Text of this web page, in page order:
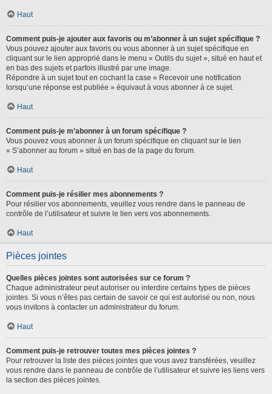
Haut
Comment puis-je ajouter aux favoris ou m’abonner à un sujet spécifique ?
Vous pouvez ajouter aux favoris ou vous abonner à un sujet spécifique en
cliquant sur le lien approprié dans le menu « Outils du sujet », situé en haut et
en bas des sujets et parfois illustré par une image.
Répondre à un sujet tout en cochant la case « Recevoir une notification
lorsqu’une réponse est publiée » équivaut à vous abonner à ce sujet.
Haut
Comment puis-je m’abonner à un forum spécifique ?
Vous pouvez vous abonner à un forum spécifique en cliquant sur le lien
« S’abonner au forum » situé en bas de la page du forum.
Haut
Comment puis-je résilier mes abonnements ?
Pour résilier vos abonnements, veuillez vous rendre dans le panneau de
contrôle de l’utilisateur et suivre le lien vers vos abonnements.
Haut
Pièces jointes
Quelles pièces jointes sont autorisées sur ce forum ?
Chaque administrateur peut autoriser ou interdire certains types de pièces
jointes. Si vous n’êtes pas certain de savoir ce qui est autorisé ou non, nous
vous invitons à contacter un administrateur du forum.
Haut
Comment puis-je retrouver toutes mes pièces jointes ?
Pour retrouver la liste des pièces jointes que vous avez transférées, veuillez
vous rendre dans le panneau de contrôle de l’utilisateur et suivre les liens vers
la section des pièces jointes.